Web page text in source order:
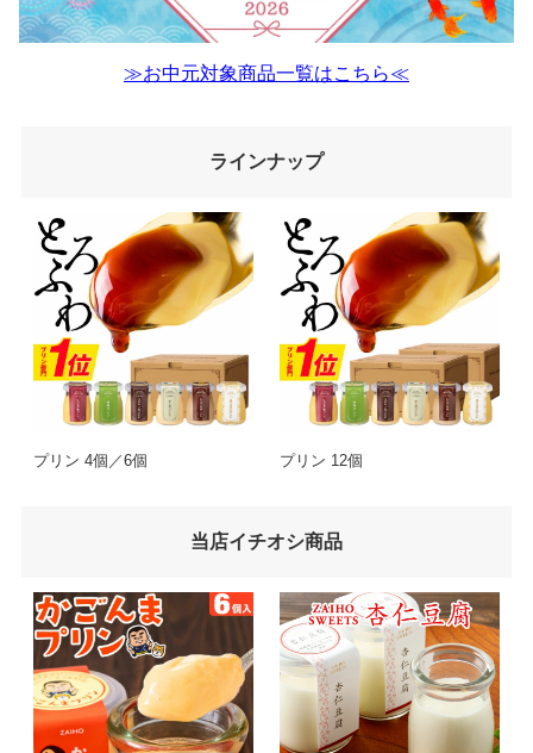
≫お中元対象商品一覧はこちら≪
ラインナップ
プリン 4個／6個 プリン 12個
当店イチオシ商品